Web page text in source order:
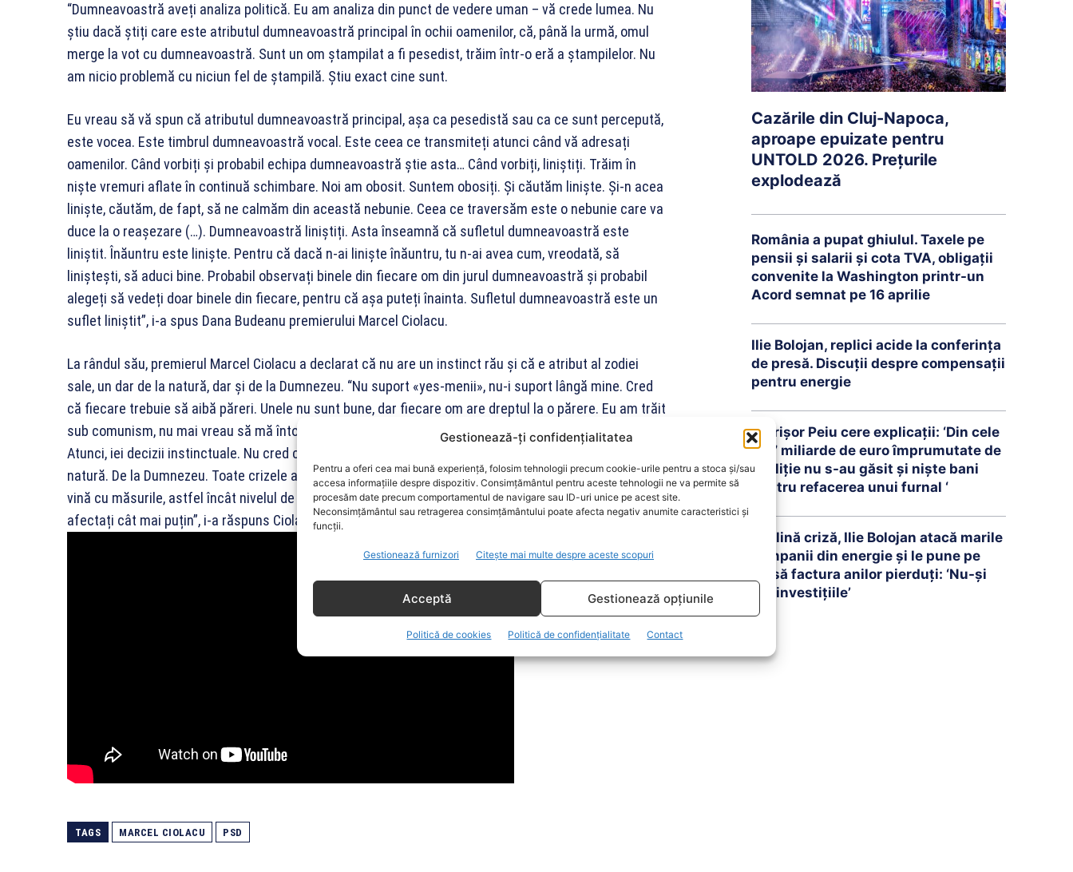
Gestionează-ți confidențialitatea
Pentru a oferi cea mai bună experiență, folosim tehnologii precum cookie-urile pentru a stoca și/sau
accesa informațiile despre dispozitiv. Consimțământul pentru aceste tehnologii ne va permite să
procesăm date precum comportamentul de navigare sau ID-uri unice pe acest site.
Neconsimțământul sau retragerea consimțământului poate afecta negativ anumite caracteristici și
funcții.
Gestionează furnizori Citește mai multe despre aceste scopuri
Acceptă Gestionează opțiunile
Politică de cookies Politică de confidențialitate Contact
“Dumneavoastră aveți analiza politică. Eu am analiza din punct de vedere uman – vă crede lumea. Nu
știu dacă știți care este atributul dumneavoastră principal în ochii oamenilor, că, până la urmă, omul
merge la vot cu dumneavoastră. Sunt un om ștampilat a fi pesedist, trăim într-o eră a ștampilelor. Nu
am nicio problemă cu niciun fel de ștampilă. Știu exact cine sunt.
Eu vreau să vă spun că atributul dumneavoastră principal, așa ca pesedistă sau ca ce sunt percepută,
este vocea. Este timbrul dumneavoastră vocal. Este ceea ce transmiteți atunci când vă adresați
oamenilor. Când vorbiți și probabil echipa dumneavoastră știe asta… Când vorbiți, liniștiți. Trăim în
niște vremuri aflate în continuă schimbare. Noi am obosit. Suntem obosiți. Și căutăm liniște. Și-n acea
liniște, căutăm, de fapt, să ne calmăm din această nebunie. Ceea ce traversăm este o nebunie care va
duce la o reașezare (…). Dumneavoastră liniștiți. Asta înseamnă că sufletul dumneavoastră este
liniștit. Înăuntru este liniște. Pentru că dacă n-ai liniște înăuntru, tu n-ai avea cum, vreodată, să
liniștești, să aduci bine. Probabil observați binele din fiecare om din jurul dumneavoastră și probabil
alegeți să vedeți doar binele din fiecare, pentru că așa puteți înainta. Sufletul dumneavoastră este un
suflet liniștit”, i-a spus Dana Budeanu premierului Marcel Ciolacu.
La rândul său, premierul Marcel Ciolacu a declarat că nu are un instinct rău și că e atribut al zodiei
sale, un dar de la natură, dar și de la Dumnezeu. “Nu suport «yes-menii», nu-i suport lângă mine. Cred
că fiecare trebuie să aibă păreri. Unele nu sunt bune, dar fiecare om are dreptul la o părere. Eu am trăit
sub comunism, nu mai vreau să mă întorc acolo. Decizia politică nu poate fi luată fără informații.
Atunci, iei decizii instinctuale. Nu cred c-am un instinct foarte rău. Sunt Săgetător. De la zodie. De la
natură. De la Dumnezeu. Toate crizele aduc și oportunități. Liderul politic trebuie să înțeleagă criza. Să
vină cu măsurile, astfel încât nivelul de trai, populația, mediul de afaceri, toți actorii sociali să fie
afectați cât mai puțin”, i-a răspuns Ciolacu.
TAGS MARCEL CIOLACU PSD
Cazările din Cluj-Napoca,
aproape epuizate pentru
UNTOLD 2026. Prețurile
explodează
România a pupat ghiulul. Taxele pe
pensii și salarii și cota TVA, obligații
convenite la Washington printr-un
Acord semnat pe 16 aprilie
Ilie Bolojan, replici acide la conferința
de presă. Discuții despre compensații
pentru energie
Petrişor Peiu cere explicații: ‘Din cele
16,7 miliarde de euro împrumutate de
coaliţie nu s-au găsit şi nişte bani
pentru refacerea unui furnal ‘
În plină criză, Ilie Bolojan atacă marile
companii din energie și le pune pe
masă factura anilor pierduți: ‘Nu-și
fac investițiile’